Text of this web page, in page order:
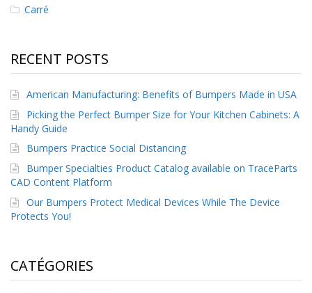
s
A
Q
B
l
o
g
u
e
C
m
m
q
u
Carré
RECENT POSTS
American Manufacturing: Benefits of Bumpers Made in USA
Picking the Perfect Bumper Size for Your Kitchen Cabinets: A
Handy Guide
Bumpers Practice Social Distancing
Bumper Specialties Product Catalog available on TraceParts
CAD Content Platform
Our Bumpers Protect Medical Devices While The Device
Protects You!
CATÉGORIES